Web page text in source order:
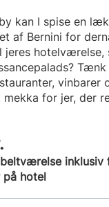
kan I spise en
af Bernini for
jeres hotelværelse,
vinbarer
mekka for jer, der
inklusiv
på hotel